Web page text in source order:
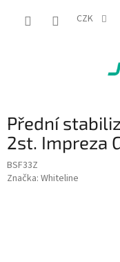
CZK
Přední
2st. Impreza
BSF33Z
Značka: Whiteline